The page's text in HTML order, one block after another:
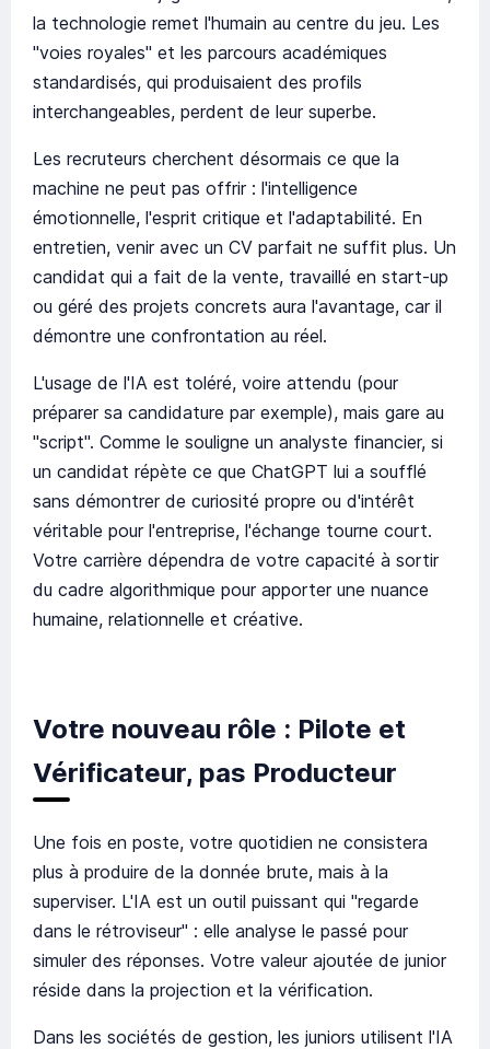
la technologie remet l'humain au centre du jeu. Les
"voies royales" et les parcours académiques
standardisés, qui produisaient des profils
interchangeables, perdent de leur superbe.
Les recruteurs cherchent désormais ce que la
machine ne peut pas offrir : l'intelligence
émotionnelle, l'esprit critique et l'adaptabilité. En
entretien, venir avec un CV parfait ne suffit plus. Un
candidat qui a fait de la vente, travaillé en start-up
ou géré des projets concrets aura l'avantage, car il
démontre une confrontation au réel.
L'usage de l'IA est toléré, voire attendu (pour
préparer sa candidature par exemple), mais gare au
"script". Comme le souligne un analyste financier, si
un candidat répète ce que ChatGPT lui a soufflé
sans démontrer de curiosité propre ou d'intérêt
véritable pour l'entreprise, l'échange tourne court.
Votre carrière dépendra de votre capacité à sortir
du cadre algorithmique pour apporter une nuance
humaine, relationnelle et créative.
Votre nouveau rôle : Pilote et
Vérificateur, pas Producteur
Une fois en poste, votre quotidien ne consistera
plus à produire de la donnée brute, mais à la
superviser. L'IA est un outil puissant qui "regarde
dans le rétroviseur" : elle analyse le passé pour
simuler des réponses. Votre valeur ajoutée de junior
réside dans la projection et la vérification.
Dans les sociétés de gestion, les juniors utilisent l'IA